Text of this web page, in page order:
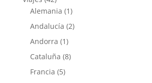
Alemania (1)
Andalucía (2)
Andorra (1)
Cataluña (8)
Francia (5)